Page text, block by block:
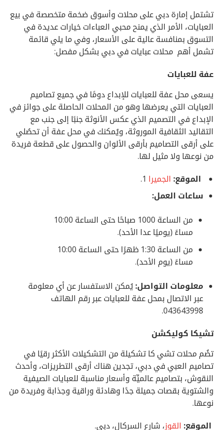
تشتمل إمارة دبي على محلات وأسوق ضخمة متخصصة في بيع
العبايات، الأمر الذي يمنح محبي العباءات خيارات عديدة في
التسوق بمنافسة عالية على الأسعار، وفي ما يلي قائمة
تشمل أهم محلات عبايات في دبي بشكل مفصل:
عفة للعبايات
يسعى محل عفة للعبايات للإبداع دومًا في جميع تصاميم
العبايات التي يعرضها وهو من المحلات الحاصلة على جوائز في
الإبداع في التصميم الذي عكس الأنوثة جنبًا إلى جنب مع
التقاليد الثقافية الموروثة، ويُمكنك في محل عفة أن تحصُلي
على أرقى التصاميم بأرقى الألوان والحصول على قطعة فريدة
من نوعها ولا مثيل لها.
الموقع:الجميرا1.
ساعات العمل:
من الساعة 1000 صباحًا حتى الساعة 10:00
مساءً (يوميًا عدا الأحد).
من الساعة 1:30 ظهرًا حتى الساعة 10:00
مساءً (يوم الأحد).
معلومات التواصل:يُمكن الاستفسار عن أي معلومة
عبر الاتصال بمحل عفة للعبايات عبر رقم الهاتف
043643998.
تشيكا كوليكشن
تضُم محلات تشي كا تشكيلة من التشكيلات الأكثر رقيًا في
تصاميم العبي في دبي، تجدين هناك أرقى التطريزات، وأحدث
النقوش، بتصاميم عالميِّة وأسعار مناسبة للعبايات الصيفية
والشتوية بقصات جميلة جدًا وهادئة وراقية وجذابة وفريدة من
نوعها.
الموقع:القوز، شارع السركال، دبي.